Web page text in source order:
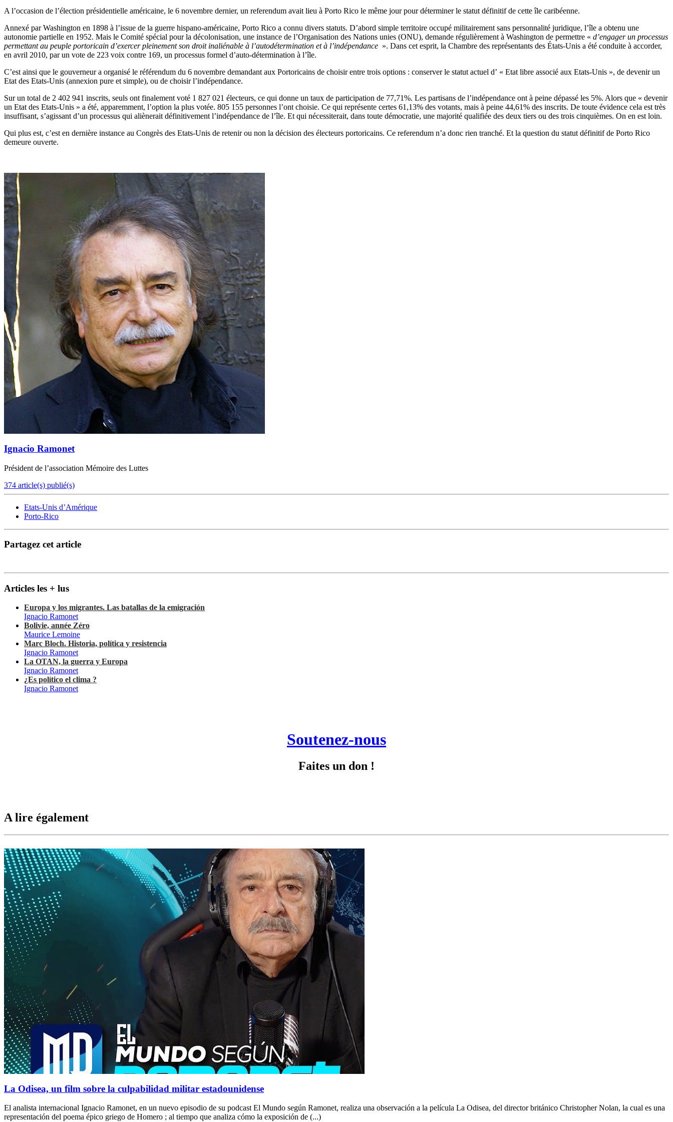
A l’occasion de l’élection présidentielle américaine, le 6 novembre dernier, un referendum avait lieu à Porto Rico le même jour pour déterminer le statut définitif de cette île caribéenne.
Annexé par Washington en 1898 à l’issue de la guerre hispano-américaine, Porto Rico a connu divers statuts. D’abord simple territoire occupé militairement sans personnalité juridique, l’île a obtenu une
autonomie partielle en 1952. Mais le Comité spécial pour la décolonisation, une instance de l’Organisation des Nations unies (ONU), demande régulièrement à Washington de permettre « d’engager un processus
permettant au peuple portoricain d’exercer pleinement son droit inaliénable à l’autodétermination et à l’indépendance ». Dans cet esprit, la Chambre des représentants des États-Unis a été conduite à accorder,
en avril 2010, par un vote de 223 voix contre 169, un processus formel d’auto-détermination à l’île.
C’est ainsi que le gouverneur a organisé le référendum du 6 novembre demandant aux Portoricains de choisir entre trois options : conserver le statut actuel d’ « Etat libre associé aux Etats-Unis », de devenir un
Etat des Etats-Unis (annexion pure et simple), ou de choisir l’indépendance.
Sur un total de 2 402 941 inscrits, seuls ont finalement voté 1 827 021 électeurs, ce qui donne un taux de participation de 77,71%. Les partisans de l’indépendance ont à peine dépassé les 5%. Alors que « devenir
un Etat des Etats-Unis » a été, apparemment, l’option la plus votée. 805 155 personnes l’ont choisie. Ce qui représente certes 61,13% des votants, mais à peine 44,61% des inscrits. De toute évidence cela est très
insuffisant, s’agissant d’un processus qui aliènerait définitivement l’indépendance de l’île. Et qui nécessiterait, dans toute démocratie, une majorité qualifiée des deux tiers ou des trois cinquièmes. On en est loin.
Qui plus est, c’est en dernière instance au Congrès des Etats-Unis de retenir ou non la décision des électeurs portoricains. Ce referendum n’a donc rien tranché. Et la question du statut définitif de Porto Rico
demeure ouverte.
Ignacio Ramonet
Président de l’association Mémoire des Luttes
374 article(s) publié(s)
Etats-Unis d’Amérique
Porto-Rico
Partagez cet article
Articles les + lus
Europa y los migrantes. Las batallas de la emigración
Ignacio Ramonet
Bolivie, année Zéro
Maurice Lemoine
Marc Bloch. Historia, política y resistencia
Ignacio Ramonet
La OTAN, la guerra y Europa
Ignacio Ramonet
¿Es político el clima ?
Ignacio Ramonet
Soutenez-nous
Faites un don !
A lire également
La Odisea, un film sobre la culpabilidad militar estadounidense
El analista internacional Ignacio Ramonet, en un nuevo episodio de su podcast El Mundo según Ramonet, realiza una observación a la película La Odisea, del director británico Christopher Nolan, la cual es una
representación del poema épico griego de Homero ; al tiempo que analiza cómo la exposición de (...)